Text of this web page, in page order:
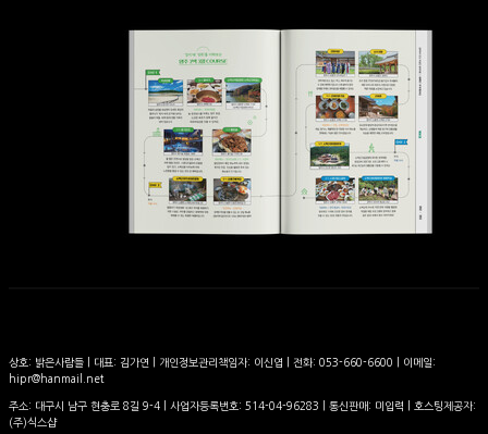
상호: 밝은사람들 | 대표: 김가연 | 개인정보관리책임자: 이신엽 | 전화: 053-660-6600 | 이메일:
hipr@hanmail.net
주소: 대구시 남구 현충로 8길 9-4 | 사업자등록번호: 514-04-96283 | 통신판매: 미입력 | 호스팅제공자:
(주)식스샵